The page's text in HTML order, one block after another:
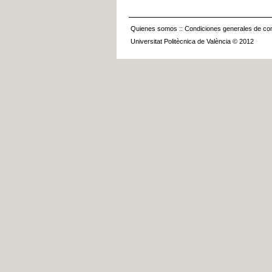
Quienes somos :: Condiciones generales de
Universitat Politècnica de València © 2012